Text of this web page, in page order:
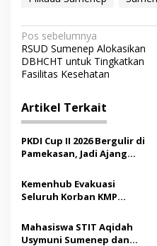
N
a
v
i
g
a
s
i
p
o
s
Pos sebelumnya
RSUD Sumenep Alokasikan
DBHCHT untuk Tingkatkan
Fasilitas Kesehatan
Artikel Terkait
PKDI Cup II 2026 Bergulir di
Pamekasan, Jadi Ajang
Madura
Kemenhub Evakuasi
Seluruh Korban KMP
Operator Diaudit
Mahasiswa STIT Aqidah
Usymuni Sumenep dan